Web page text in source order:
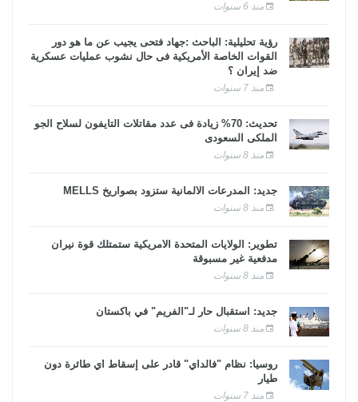
منذ 6 سنوات
رؤية تحليلية: الباحث :جهاد فتحى يجيب عن ما هو دور
القوات الخاصة الأمريكية فى حال نشوب عمليات عسكرية
ضد إيران ؟
منذ 7 سنوات
تحديث: 70% زيادة فى عدد مقاتلات التايفون لسلاح الجو
الملكى السعودى
منذ 8 سنوات
جديد: المدرعات الألمانية ستزود بصواريخ MELLS
منذ 8 سنوات
تطوير: الولايات المتحدة الأمريكية ستمتلك قوة نيران
مدفعية غير مسبوقة
منذ 8 سنوات
جديد: استقبال حار لـ"الفريم" في باكستان
منذ 8 سنوات
روسيا: نظام "فالداي" قادر على إسقاط أي طائرة دون
طيار
منذ 7 سنوات